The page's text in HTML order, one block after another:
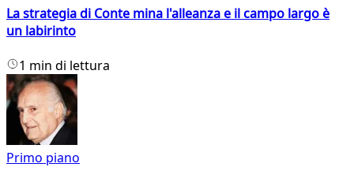
La strategia di Conte mina l'alleanza e il campo largo è
un labirinto
1 min di lettura
Primo piano